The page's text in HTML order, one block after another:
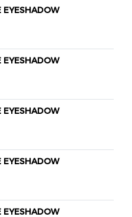
EYESHADOW
EYESHADOW
EYESHADOW
EYESHADOW
EYESHADOW